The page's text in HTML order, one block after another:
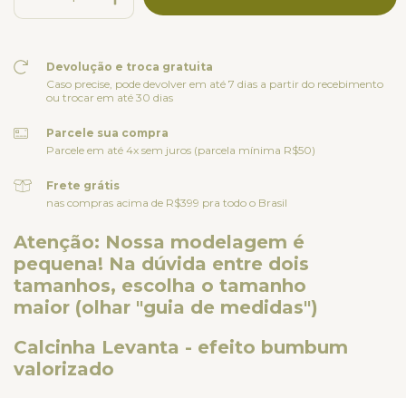
Devolução e troca gratuita
Caso precise, pode devolver em até 7 dias a partir do recebimento
ou trocar em até 30 dias
Parcele sua compra
Parcele em até 4x sem juros (parcela mínima R$50)
Frete grátis
nas compras acima de R$399 pra todo o Brasil
Atenção: Nossa modelagem é
pequena! Na dúvida entre dois
tamanhos, escolha o tamanho
maior (olhar "guia de medidas")
Calcinha Levanta - efeito bumbum
valorizado